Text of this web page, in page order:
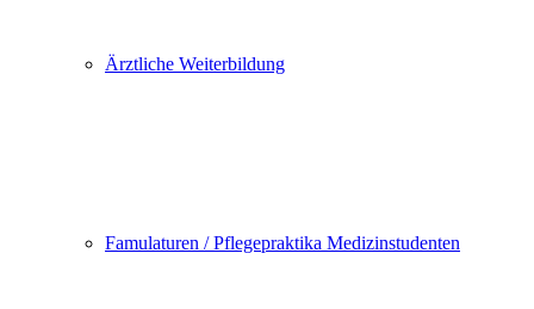
Ärztliche Weiterbildung
Famulaturen / Pflegepraktika Medizinstudenten